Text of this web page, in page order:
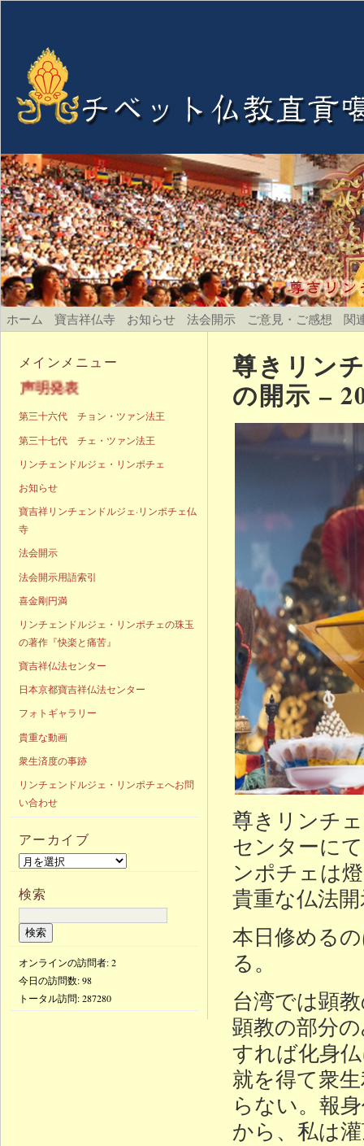
ホーム 寶吉祥仏寺 お知らせ 法会開示 ご意見・ご感想 関
尊きリン
の開示 –
尊きリンチ
センターに
ンポチェは
貴重な仏法
本日修める
る。
台湾では顕
顕教の部分
すれば化身
就を得て衆
らない。報
から、私は
メインメニュー
第三十六代 チョン・ツァン法王
第三十七代 チェ・ツァン法王
リンチェンドルジェ・リンポチェ
お知らせ
寶吉祥リンチェンドルジェ·リンポチェ仏
寺
法会開示
法会開示用語索引
喜金剛円満
リンチェンドルジェ・リンポチェの珠玉
の著作『快楽と痛苦』
寶吉祥仏法センター
日本京都寶吉祥仏法センター
フォトギャラリー
貴重な動画
衆生済度の事跡
リンチェンドルジェ・リンポチェへお問
い合わせ
アーカイブ
検索
オンラインの訪問者: 2
今日の訪問数:98
トータル訪問:287280